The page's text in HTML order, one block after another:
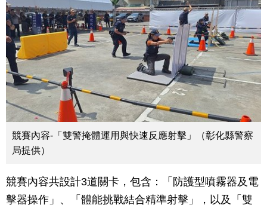
競賽內容-「雙警掩體運用與快速反應射擊」（彰化縣警察
局提供）
競賽內容共設計3道關卡，包含：「防護型噴霧器及電
擊器操作」、「體能挑戰結合精準射擊」，以及「雙